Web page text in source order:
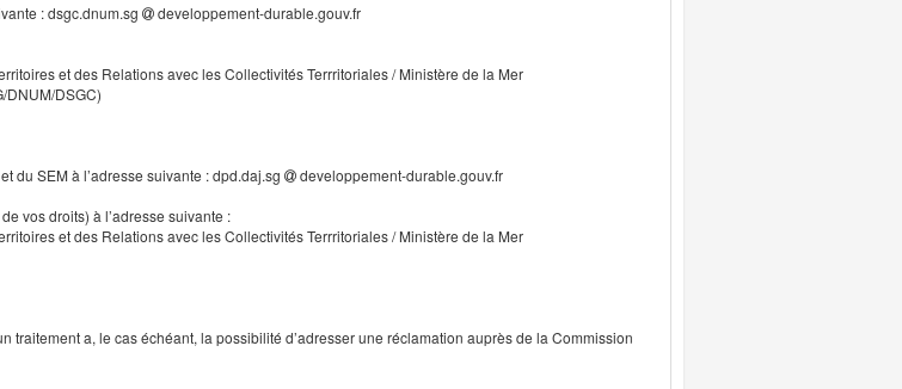
: dsgc.dnum.sg
developpement-durable.gouv.fr
et des Relations avec les Collectivités Terrritoriales / Ministère de la Mer
DNUM/DSGC)
du SEM à l’adresse suivante : dpd.daj.sg
developpement-durable.gouv.fr
vos droits) à l’adresse suivante :
et des Relations avec les Collectivités Terrritoriales / Ministère de la Mer
traitement a, le cas échéant, la possibilité d’adresser une réclamation auprès de la Commission